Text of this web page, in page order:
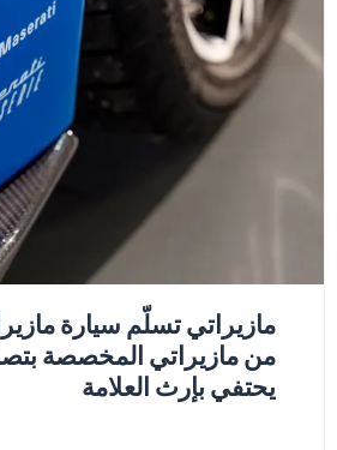
من مازيراتي المخصصة
يحتفي بإرث العلامة